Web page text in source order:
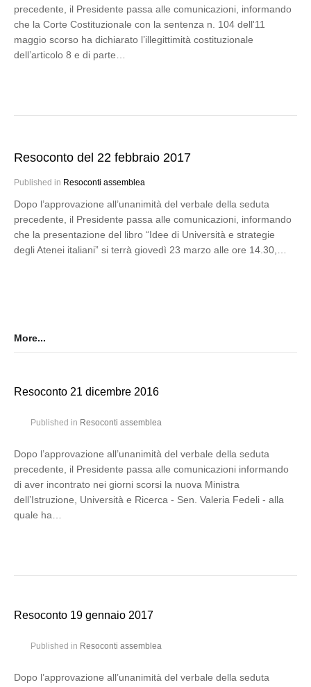
precedente, il Presidente passa alle comunicazioni, informando
che la Corte Costituzionale con la sentenza n. 104 dell'11
maggio scorso ha dichiarato l’illegittimità costituzionale
dell’articolo 8 e di parte…
Resoconto del 22 febbraio 2017
Published in Resoconti assemblea
Dopo l’approvazione all’unanimità del verbale della seduta
precedente, il Presidente passa alle comunicazioni, informando
che la presentazione del libro “Idee di Università e strategie
degli Atenei italiani” si terrà giovedì 23 marzo alle ore 14.30,…
More...
Resoconto 21 dicembre 2016
Published in Resoconti assemblea
Dopo l’approvazione all’unanimità del verbale della seduta
precedente, il Presidente passa alle comunicazioni informando
di aver incontrato nei giorni scorsi la nuova Ministra
dell’Istruzione, Università e Ricerca - Sen. Valeria Fedeli - alla
quale ha…
Resoconto 19 gennaio 2017
Published in Resoconti assemblea
Dopo l’approvazione all’unanimità del verbale della seduta